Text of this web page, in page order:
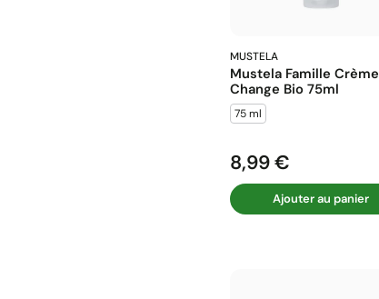
MUSTELA
Mustela Famille Crème
Change Bio 75ml
75 ml
Prix
8,99 €
Ajouter au panier